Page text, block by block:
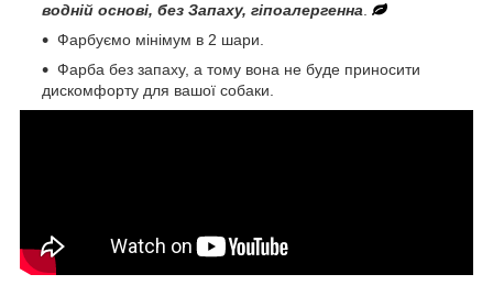
водній основі, без Запаху, гіпоалергенна.
Фарбуємо мінімум в 2 шари.
Фарба без запаху, а тому вона не буде приносити
дискомфорту для вашої собаки.